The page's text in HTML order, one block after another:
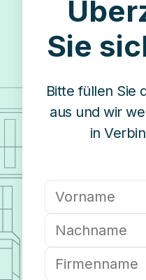
Sie
Bitte füllen Sie
aus und wir
in